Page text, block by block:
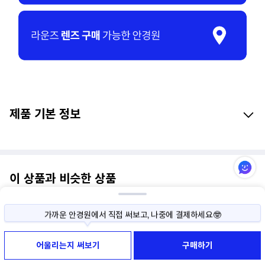
제품 기본 정보
이 상품과 비슷한 상품
가까운 안경원에서 직접 써보고, 나중에 결제하세요🤓
사이즈나 색상이 고민된다면, 직접 써보고 구매하세요!
써보기 예약부터 반품까지 모두 무료예요😉
어울리는지 써보기 구매하기